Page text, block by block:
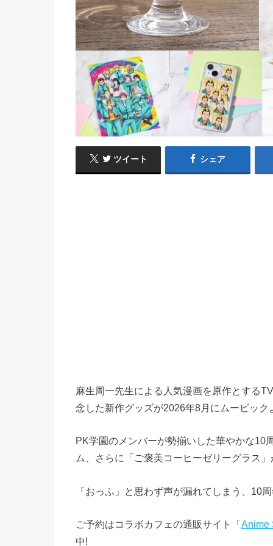
ツイート シェア
麻生周一先生による人気漫画を原作とする
念した新作グッズが2026年8月にムービック
PK学園のメンバーが勢揃いした華やかな10
ム、さらに「ご褒美コーヒーゼリーグラス
「おっふ」と思わず声が漏れてしまう、10
ご予約はコラボカフェの通販サイト「Anime
中!